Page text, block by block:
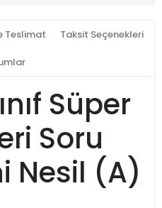
Teslimat Taksit Seçenekleri
Süper
Soru
Nesil (A)